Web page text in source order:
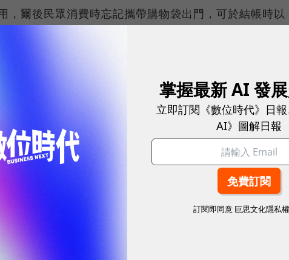
，爾後民眾消費時忘記攜帶購物袋出門，可於結帳時以
的提袋，消費者可依據使用習慣和功能性選擇尺寸，並
的垃圾產生。
掌握最新 AI 發
立即訂閱《數位時代》日
AI》圖解日報
訂閱即同意 巨思文化隱私